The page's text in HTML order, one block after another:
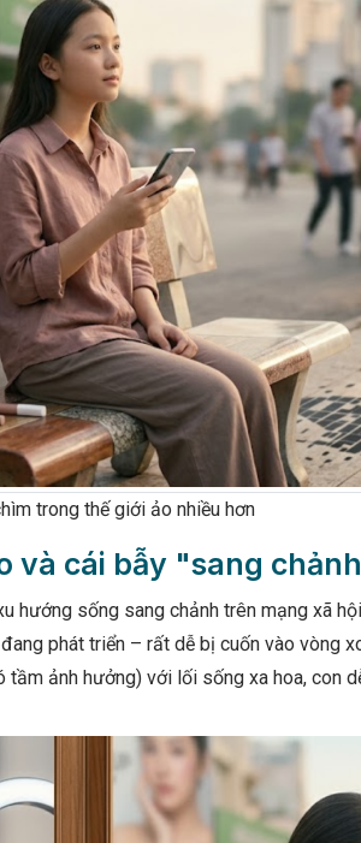
trong thế giới ảo nhiều hơn
và cái bẫy "sang
hướng sống sang chảnh trên mạng xã
phát triển – rất dễ bị cuốn vào vòng
ảnh hưởng) với lối sống xa hoa, con